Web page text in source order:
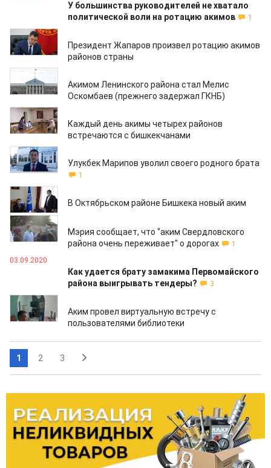
У большинства руководителей не хватало
политической воли на ротацию акимов
1
22.05.2021
Президент Жапаров произвел ротацию акимов
районов страны
29.03.2021
Акимом Ленинского района стал Мелис
Оскомбаев (прежнего задержал ГКНБ)
22.02.2021
Каждый день акимы четырех районов
встречаются с бишкекчанами
04.02.2021
Улукбек Марипов уволил своего родного брата
1
25.11.2020
В Октябрьском районе Бишкека новый аким
30.09.2020
Мэрия сообщает, что "аким Свердловского
района очень переживает" о дорогах
1
03.09.2020
Как удается брату замакима Первомайского
района выигрывать тендеры?
3
03.06.2020
Аким провел виртуальную встречу с
пользователями библиотеки
1 2 3